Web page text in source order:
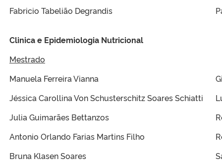
Fabricio Tabelião Degrandis
Clinica e Epidemiologia Nutricional
Mestrado
Manuela Ferreira Vianna
Jéssica Carollina Von Schusterschitz Soares Schiatti
Julia Guimarães Bettanzos
Antonio Orlando Farias Martins Filho
Bruna Klasen Soares